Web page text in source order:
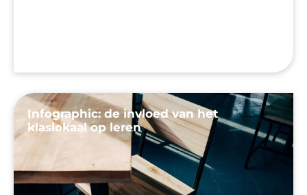
Infographic: de invloed van het
klaslokaal op leren